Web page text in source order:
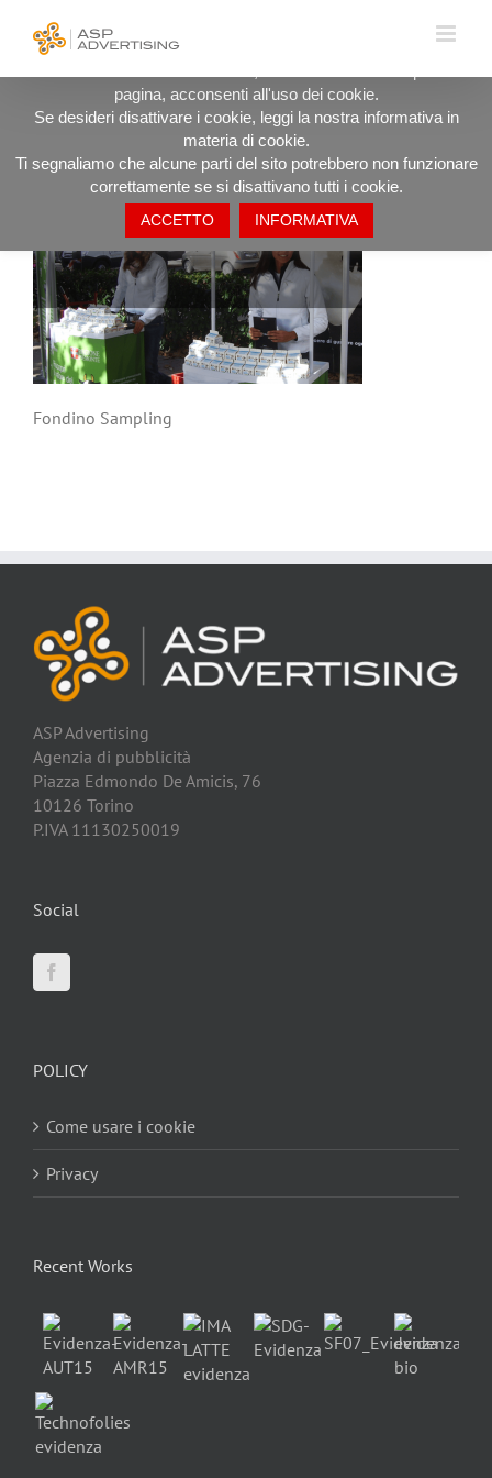
contenuto
Fondino Sampling
Fondino Sampling
ASP Advertising
Agenzia di pubblicità
Piazza Edmondo De Amicis, 76
10126 Torino
P.IVA 11130250019
Social
POLICY
Come usare i cookie
Privacy
Recent Works
UTILIZZIAMO I COOKIE PER OFFRIRTI LA MIGLIORE
ESPERIENZA DI NAVIGAZIONE POSSIBILE.
pagina, acconsenti all'uso dei cookie.
Se desideri disattivare i cookie, leggi la nostra informativa in
materia di cookie.
Ti segnaliamo che alcune parti del sito potrebbero non funzionare
correttamente se si disattivano tutti i cookie.
ACCETTO INFORMATIVA